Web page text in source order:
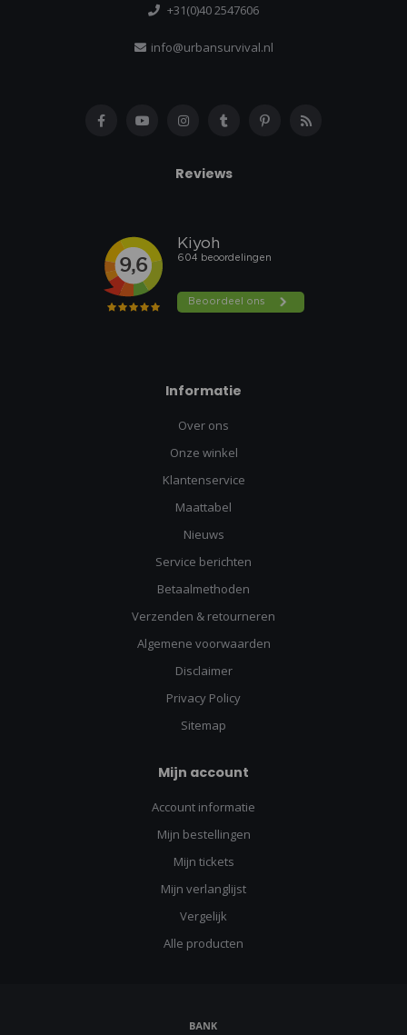
+31(0)40 2547606
info@urbansurvival.nl
Reviews
Informatie
Over ons
Onze winkel
Klantenservice
Maattabel
Nieuws
Service berichten
Betaalmethoden
Verzenden & retourneren
Algemene voorwaarden
Disclaimer
Privacy Policy
Sitemap
Mijn account
Account informatie
Mijn bestellingen
Mijn tickets
Mijn verlanglijst
Vergelijk
Alle producten